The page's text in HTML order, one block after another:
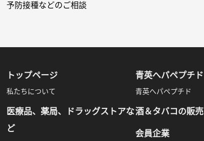
予防接種などのご相談
トップページ
私たちについて
青英へパペプチド
青英へパペプチド
医療品、薬局、ドラッグストアな
ど
酒＆タバコの販売
会員企業